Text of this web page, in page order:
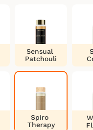
Sensual
Patchouli
Spiro
Therapy